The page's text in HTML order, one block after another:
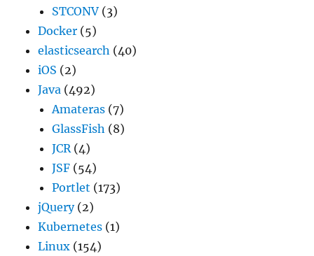
STCONV (3)
Docker (5)
elasticsearch (40)
iOS (2)
Java (492)
Amateras (7)
GlassFish (8)
JCR(4)
JSF (54)
Portlet (173)
jQuery(2)
Kubernetes (1)
Linux (154)